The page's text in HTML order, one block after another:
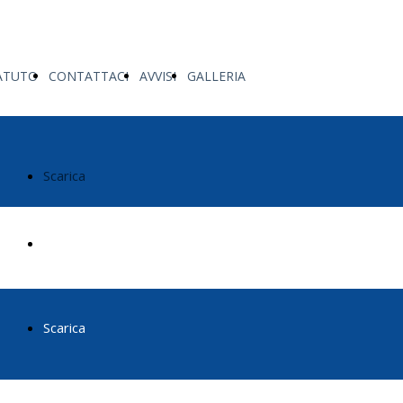
CONTATTACI AVVISI GALLERIA
Scarica
Scarica